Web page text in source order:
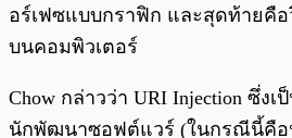
อร์เฟซแบบกราฟิก และสุดท้ายคื
บนคอมพิวเตอร์
Chow กล่าวว่า URI Injection ซึ่ง
นักพัฒนาซอฟต์แวร์ (ในกรณีนี้คือ